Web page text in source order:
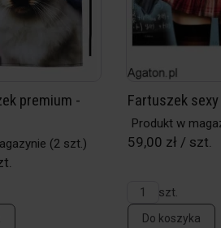
premium -
(2 szt.)
Fartuszek
Produkt w
59,00 zł / szt.
szt.
Do koszyka